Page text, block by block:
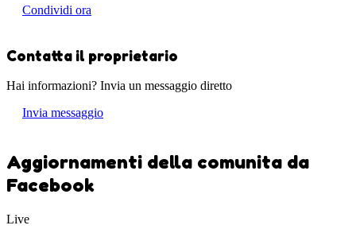
Condividi ora
Contatta il proprietario
Hai informazioni? Invia un messaggio diretto
Invia messaggio
Aggiornamenti della comunita da
Facebook
Live